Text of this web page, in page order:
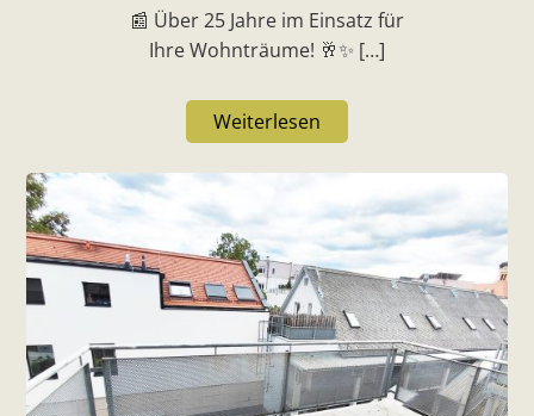
📰 Über 25 Jahre im Einsatz für
Ihre Wohnträume! 🥂✨ […]
Weiterlesen